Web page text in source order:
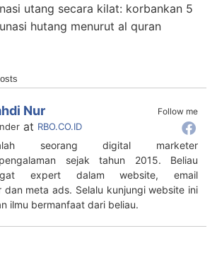
utang secara kilat: korbankan 5
hutang menurut al quran
Follow me
Nur
at RBO.CO.ID
seorang digital marketer
sejak tahun 2015. Beliau
expert dalam website, email
dan meta ads. Selalu kunjungi website ini
ilmu bermanfaat dari beliau.